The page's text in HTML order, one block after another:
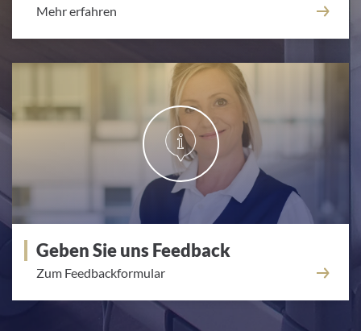
Mehr erfahren
Geben Sie uns Feedback
Zum Feedbackformular